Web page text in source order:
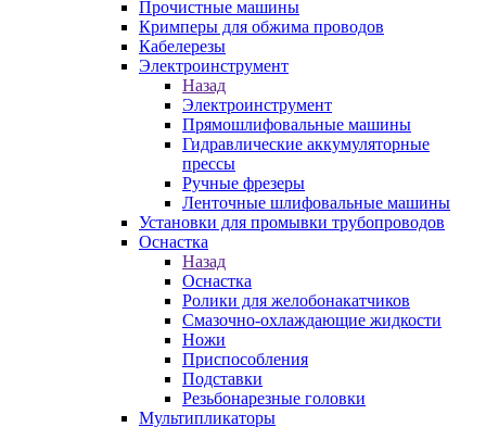
Прочистные машины
Кримперы для обжима проводов
Кабелерезы
Электроинструмент
Назад
Электроинструмент
Прямошлифовальные машины
Гидравлические аккумуляторные
прессы
Ручные фрезеры
Ленточные шлифовальные машины
Установки для промывки трубопроводов
Оснастка
Назад
Оснастка
Ролики для желобонакатчиков
Смазочно-охлаждающие жидкости
Ножи
Приспособления
Подставки
Резьбонарезные головки
Мультипликаторы